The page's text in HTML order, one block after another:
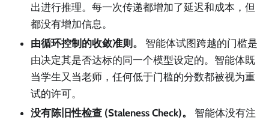
出进行推理。每一次传递都增加了延迟和成本，但
都没有增加信息。
由循环控制的收敛准则。
智能体试图跨越的门槛是
由决定其是否达标的同一个模型设定的。智能体既
当学生又当老师，任何低于门槛的分数都被视为重
试的许可。
没有陈旧性检查 (Staleness Check)。
智能体没有注